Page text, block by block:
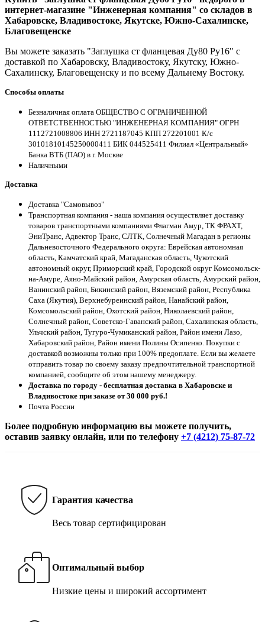
интернет-магазине "Инженерная компания" со складов в
Хабаровске, Владивостоке, Якутске, Южно-Сахалинске,
Благовещенске
Вы можете заказать "Заглушка ст фланцевая Ду80 Ру16" с
доставкой по Хабаровску, Владивостоку, Якутску, Южно-
Сахалинску, Благовещенску и по всему Дальнему Востоку.
Способы оплаты
Безналичная оплата ОБЩЕСТВО С ОГРАНИЧЕННОЙ
ОТВЕТСТВЕННОСТЬЮ "ИНЖЕНЕРНАЯ КОМПАНИЯ" ОГРН
1112721008806 ИНН 2721187045 КПП 272201001 К/с
30101810145250000411 БИК 044525411 Филиал «Центральный»
Банка ВТБ (ПАО) в г. Москве
Наличными
Доставка
Доставка "Самовывоз"
Транспортная компания - наша компания осуществляет доставку
товаров транспортными компаниями Флагман Амур, ТК ФРАХТ,
ЭниТранс, Адвектор Транс, СЛТК, Солнечный Магадан в регионы
Дальневосточного Федерального округа: Еврейская автономная
область, Камчатский край, Магаданская область, Чукотский
автономный округ, Приморский край, Городской округ Комсомольск-
на-Амуре, Аяно-Майский район, Амурская область, Амурский район,
Ванинский район, Бикинский район, Вяземский район, Республика
Саха (Якутия), Верхнебуреинский район, Нанайский район,
Комсомольский район, Охотский район, Николаевский район,
Солнечный район, Советско-Гаванский район, Сахалинская область,
Ульчский район, Тугуро-Чумиканский район, Район имени Лазо,
Хабаровский район, Район имени Полины Осипенко. Покупки с
доставкой возможны только при 100% предоплате. Если вы желаете
отправить товар по своему заказу предпочтительной транспортной
компанией, сообщите об этом нашему менеджеру.
Доставка по городу - бесплатная доставка в Хабаровске и
Владивостоке при заказе от 30 000 руб.!
Почта России
Более подробную информацию вы можете получить,
оставив заявку онлайн, или по телефону +7 (4212) 75-87-72
Гарантия качества
Весь товар сертифицирован
Оптимальный выбор
Низкие цены и широкий ассортимент